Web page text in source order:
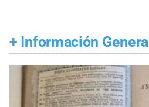
+ Información General